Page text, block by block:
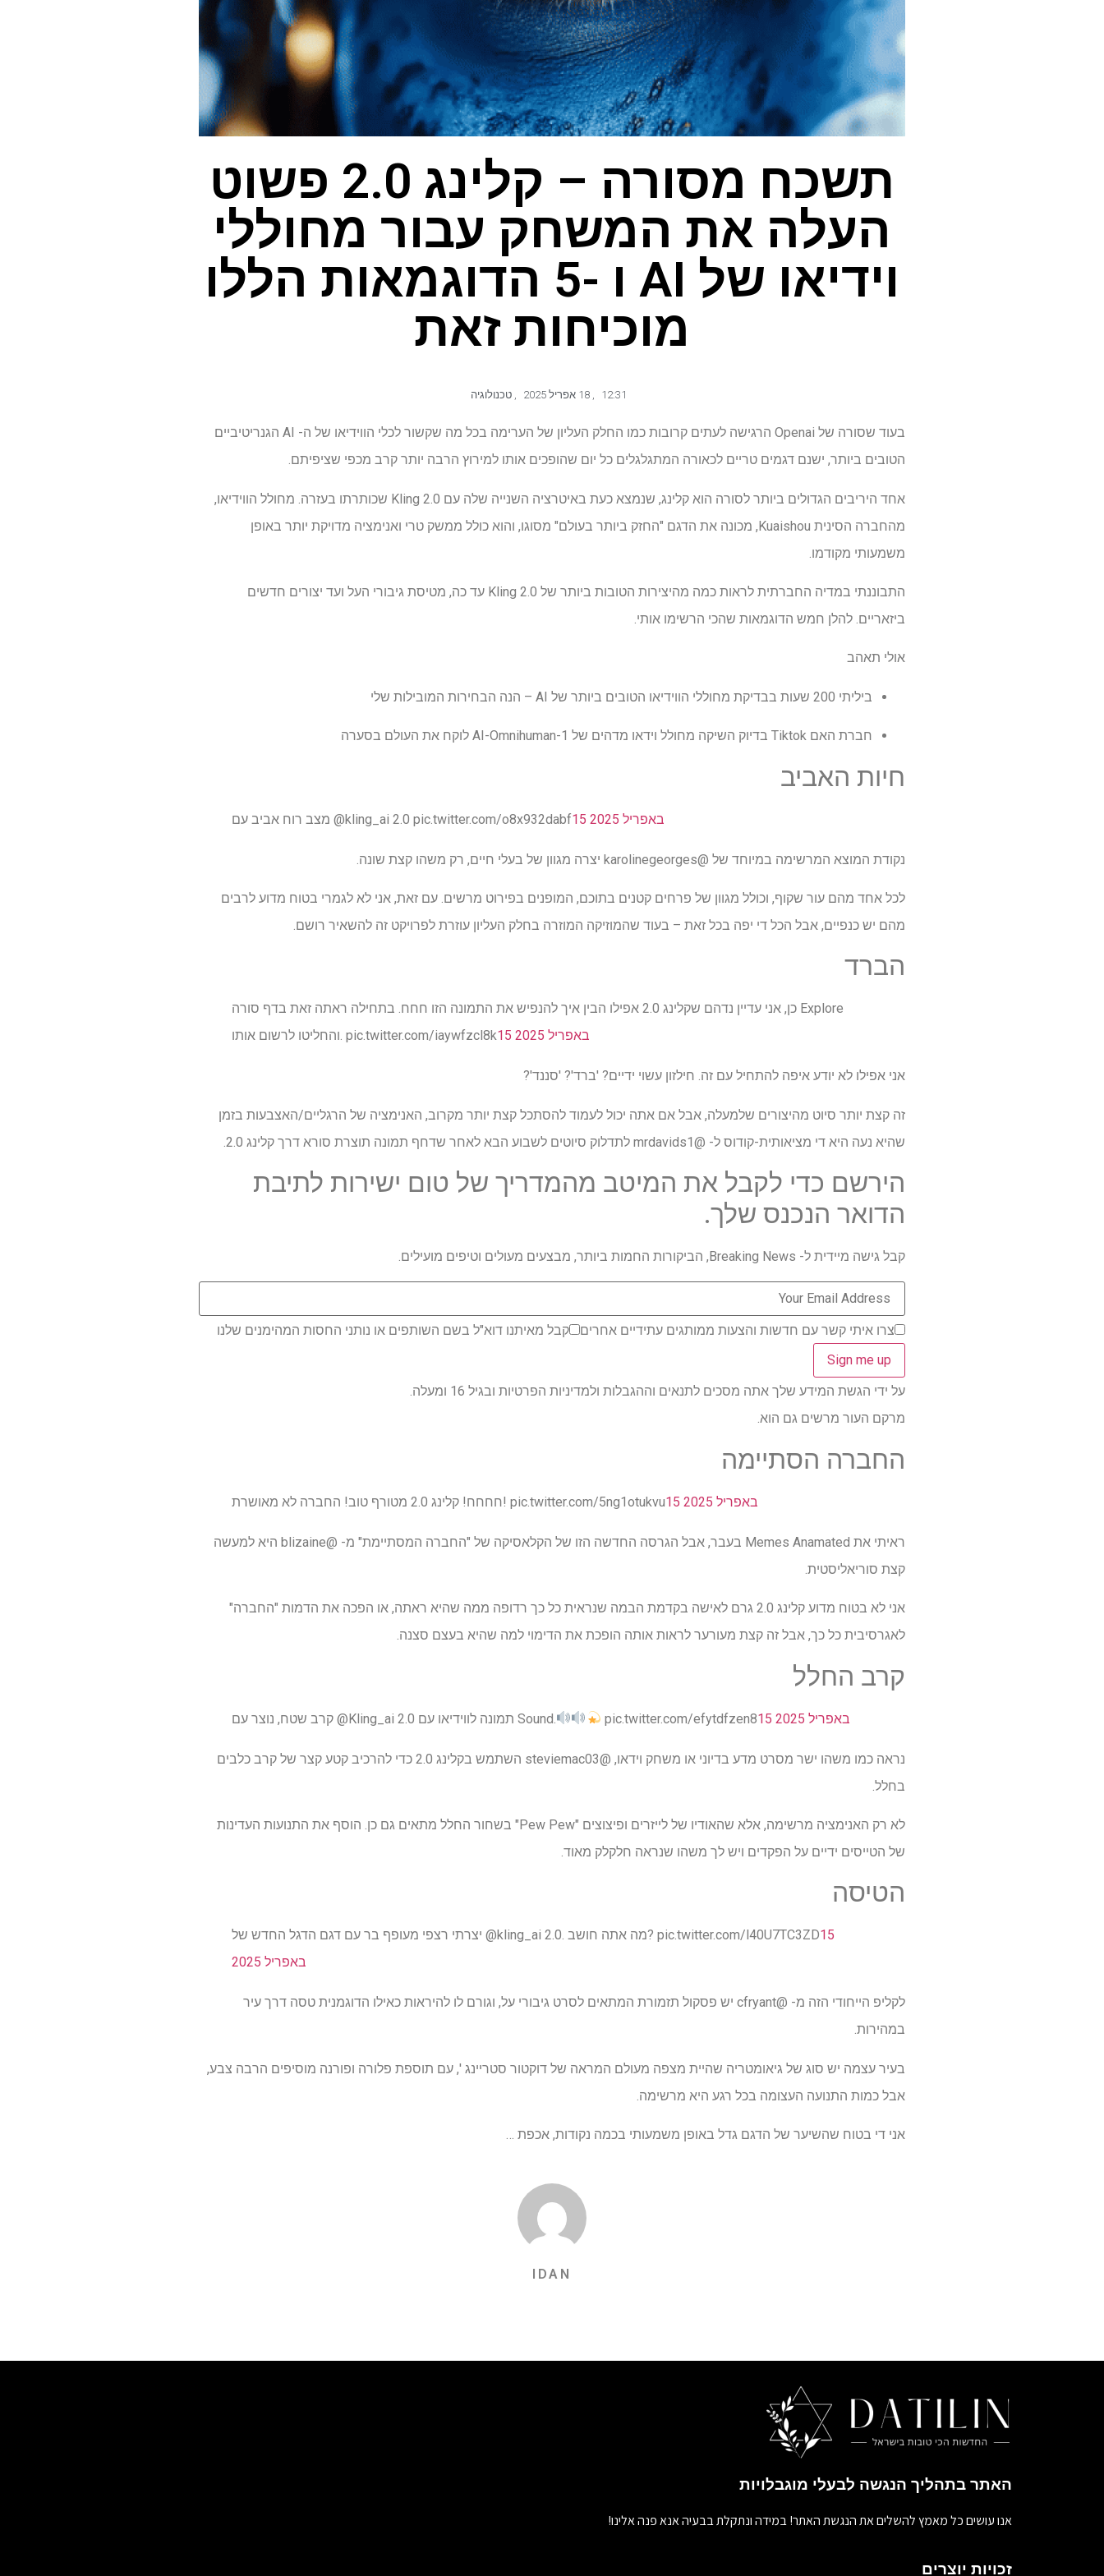
תשכח מסורה – קלינג 2.0 פשוט
העלה את המשחק עבור מחוללי
וידיאו של AI ו -5 הדוגמאות הללו
מוכיחות זאת
12:31
,
, טכנולוגיה
בעוד שסורה של Openai הרגישה לעתים קרובות כמו החלק העליון של הערימה בכל מה שקשור לכלי הווידיאו של ה- AI הגנריטיביים
הטובים ביותר, ישנם דגמים טריים לכאורה המתגלגלים כל יום שהופכים אותו למירוץ הרבה יותר קרב מכפי שציפיתם.
אחד היריבים הגדולים ביותר לסורה הוא קלינג, שנמצא כעת באיטרציה השנייה שלה עם Kling 2.0 שכותרתו בעזרה. מחולל הווידיאו,
מהחברה הסינית Kuaishou, מכונה את הדגם "החזק ביותר בעולם" מסוגו, והוא כולל ממשק טרי ואנימציה מדויקת יותר באופן
משמעותי מקודמו.
התבוננתי במדיה החברתית לראות כמה מהיצירות הטובות ביותר של Kling 2.0 עד כה, מטיסת גיבורי העל ועד יצורים חדשים
ביזאריים. להלן חמש הדוגמאות שהכי הרשימו אותי.
אולי תאהב
ביליתי 200 שעות בבדיקת מחוללי הווידיאו הטובים ביותר של AI – הנה הבחירות המובילות שלי
חברת האם Tiktok בדיוק השיקה מחולל וידאו מדהים של AI-Omnihuman-1 לוקח את העולם בסערה
חיות האביב
מצב רוח אביב עם @kling_ai 2.0 pic.twitter.com/o8x932dabf 15 באפריל 2025
נקודת המוצא המרשימה במיוחד של @karolinegeorges יצרה מגוון של בעלי חיים, רק משהו קצת שונה.
לכל אחד מהם עור שקוף, וכולל מגוון של פרחים קטנים בתוכם, המופנים בפירוט מרשים. עם זאת, אני לא לגמרי בטוח מדוע לרבים
מהם יש כנפיים, אבל הכל די יפה בכל זאת – בעוד שהמוזיקה המוזרה בחלק העליון עוזרת לפרויקט זה להשאיר רושם.
הברד
כן, אני עדיין נדהם שקלינג 2.0 אפילו הבין איך להנפיש את התמונה הזו חחח. בתחילה ראתה זאת בדף סורה Explore
והחליטו לרשום אותו. pic.twitter.com/iaywfzcl8k
15 באפריל 2025
אני אפילו לא יודע איפה להתחיל עם זה. חילזון עשוי ידיים? 'ברד'? 'סננד'?
זה קצת יותר סיוט מהיצורים שלמעלה, אבל אם אתה יכול לעמוד להסתכל קצת יותר מקרוב, האנימציה של הרגליים/האצבעות בזמן
שהיא נעה היא די מציאותית-קודוס ל- @mrdavids1 לתדלוק סיוטים לשבוע הבא לאחר שדחף תמונה תוצרת סורא דרך קלינג 2.0.
הירשם כדי לקבל את המיטב מהמדריך של טום ישירות לתיבת
הדואר הנכנס שלך.
קבל גישה מיידית ל- Breaking News, הביקורות החמות ביותר, מבצעים מעולים וטיפים מועילים.
צרו איתי קשר עם חדשות והצעות ממותגים עתידיים אחרים קבל מאיתנו דוא"ל בשם השותפים או נותני החסות המהימנים שלנו
על ידי הגשת המידע שלך אתה מסכים לתנאים וההגבלות ולמדיניות הפרטיות ובגיל 16 ומעלה.
מרקם העור מרשים גם הוא.
החברה הסתיימה
חחחח! קלינג 2.0 מטורף טוב! החברה לא מאושרת! pic.twitter.com/5ng1otukvu 15 באפריל 2025
ראיתי את Memes Anamated בעבר, אבל הגרסה החדשה הזו של הקלאסיקה של "החברה המסתיימת" מ- @blizaine היא למעשה
קצת סוריאליסטית.
אני לא בטוח מדוע קלינג 2.0 גרם לאישה בקדמת הבמה שנראית כל כך רדופה ממה שהיא ראתה, או הפכה את הדמות "החברה"
לאגרסיבית כל כך, אבל זה קצת מעורער לראות אותה הופכת את הדימוי למה שהיא בעצם סצנה.
קרב החלל
קרב שטח, נוצר עם @Kling_ai 2.0 תמונה לווידיאו עם Sound. pic.twitter.com/efytdfzen8 15 באפריל 2025
נראה כמו משהו ישר מסרט מדע בדיוני או משחק וידאו, @steviemac03 השתמש בקלינג 2.0 כדי להרכיב קטע קצר של קרב כלבים
בחלל.
לא רק האנימציה מרשימה, אלא שהאודיו של לייזרים ופיצוצים "Pew Pew" בשחור החלל מתאים גם כן. הוסף את התנועות העדינות
של הטייסים ידיים על הפקדים ויש לך משהו שנראה חלקלק מאוד.
הטיסה
יצרתי רצפי מעופף בר עם דגם הדגל החדש של @kling_ai 2.0. מה אתה חושב? pic.twitter.com/l40U7TC3ZD15
באפריל 2025
לקליפ הייחודי הזה מ- @cfryant יש פסקול תזמורת המתאים לסרט גיבורי על, וגורם לו להיראות כאילו הדוגמנית טסה דרך עיר
במהירות.
בעיר עצמה יש סוג של גיאומטריה שהיית מצפה מעולם המראה של דוקטור סטריינג ', עם תוספת פלורה ופורנה מוסיפים הרבה צבע,
אבל כמות התנועה העצומה בכל רגע היא מרשימה.
אני די בטוח שהשיער של הדגם גדל באופן משמעותי בכמה נקודות, אכפת …
IDAN
האתר בתהליך הנגשה לבעלי מוגבלויות
אנו עושים כל מאמץ להשלים את הנגשת האתר! במידה ונתקלת בבעיה אנא פנה אלינו!
זכויות יוצרים